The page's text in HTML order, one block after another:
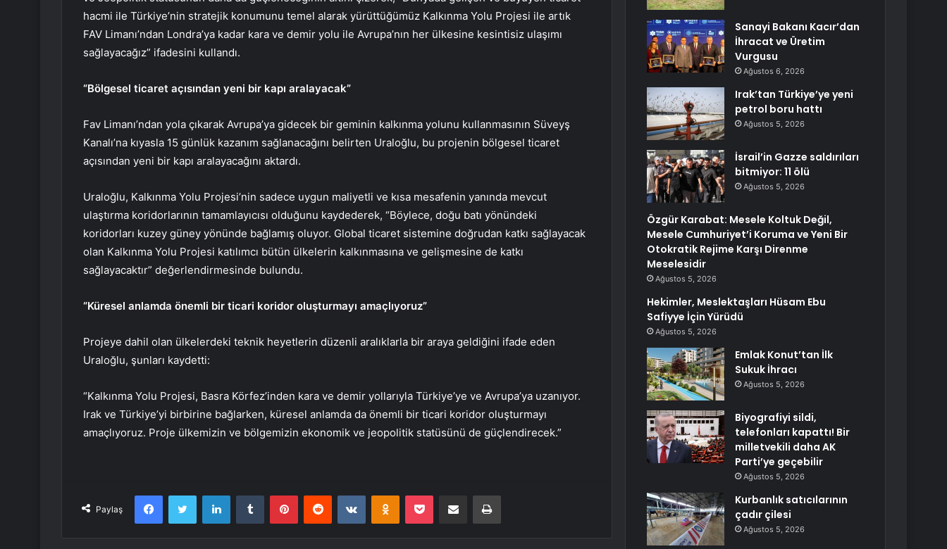
hacmi ile Türkiye’nin stratejik konumunu temel alarak yürüttüğümüz Kalkınma Yolu Projesi ile artık
FAV Limanı’ndan Londra’ya kadar kara ve demir yolu ile Avrupa’nın her ülkesine kesintisiz ulaşımı
sağlayacağız” ifadesini kullandı.
“Bölgesel ticaret açısından yeni bir kapı aralayacak”
Fav Limanı’ndan yola çıkarak Avrupa’ya gidecek bir geminin kalkınma yolunu kullanmasının Süveyş
Kanalı’na kıyasla 15 günlük kazanım sağlanacağını belirten Uraloğlu, bu projenin bölgesel ticaret
açısından yeni bir kapı aralayacağını aktardı.
Uraloğlu, Kalkınma Yolu Projesi’nin sadece uygun maliyetli ve kısa mesafenin yanında mevcut
ulaştırma koridorlarının tamamlayıcısı olduğunu kaydederek, “Böylece, doğu batı yönündeki
koridorları kuzey güney yönünde bağlamış oluyor. Global ticaret sistemine doğrudan katkı sağlayacak
olan Kalkınma Yolu Projesi katılımcı bütün ülkelerin kalkınmasına ve gelişmesine de katkı
sağlayacaktır” değerlendirmesinde bulundu.
“Küresel anlamda önemli bir ticari koridor oluşturmayı amaçlıyoruz”
Projeye dahil olan ülkelerdeki teknik heyetlerin düzenli aralıklarla bir araya geldiğini ifade eden
Uraloğlu, şunları kaydetti:
“Kalkınma Yolu Projesi, Basra Körfez’inden kara ve demir yollarıyla Türkiye’ye ve Avrupa’ya uzanıyor.
Irak ve Türkiye’yi birbirine bağlarken, küresel anlamda da önemli bir ticari koridor oluşturmayı
amaçlıyoruz. Proje ülkemizin ve bölgemizin ekonomik ve jeopolitik statüsünü de güçlendirecek.”
Paylaş
FacebookTwitter LinkedInTumblr PinterestReddit VKontakteOdnoklassniki
Pocket E-Posta ile paylaş Yazdır
Sanayi Bakanı Kacır’dan
İhracat ve Üretim
Vurgusu
Ağustos 6, 2026
Irak’tan Türkiye’ye yeni
petrol boru hattı
Ağustos 5, 2026
İsrail’in Gazze saldırıları
bitmiyor: 11 ölü
Ağustos 5, 2026
Özgür Karabat: Mesele Koltuk Değil,
Mesele Cumhuriyet’i Koruma ve Yeni Bir
Otokratik Rejime Karşı Direnme
Meselesidir
Ağustos 5, 2026
Hekimler, Meslektaşları Hüsam Ebu
Safiyye İçin Yürüdü
Ağustos 5, 2026
Emlak Konut’tan İlk
Sukuk İhracı
Ağustos 5, 2026
Biyografiyi sildi,
telefonları kapattı! Bir
milletvekili daha AK
Parti’ye geçebilir
Ağustos 5, 2026
Kurbanlık satıcılarının
çadır çilesi
Ağustos 5, 2026